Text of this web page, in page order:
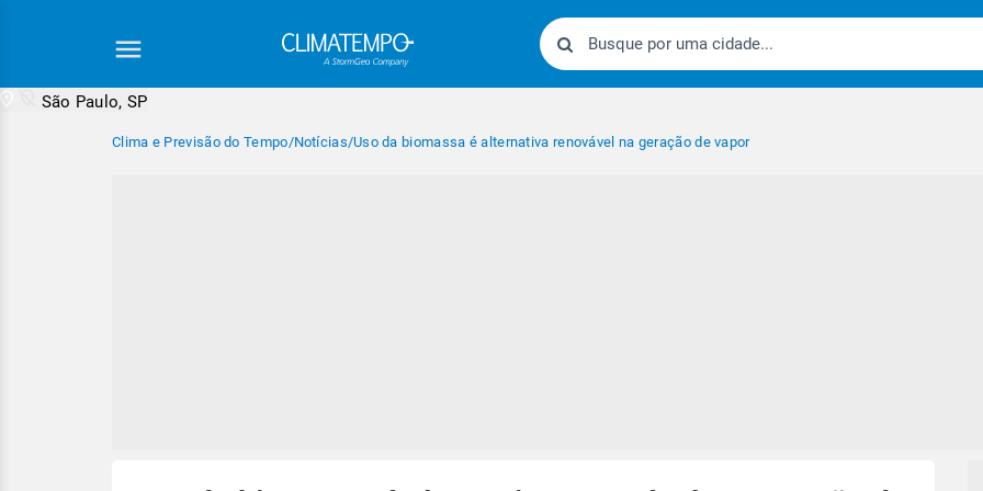
São Paulo, SP
Clima e Previsão do Tempo/Notícias/Uso da biomassa é alternativa renovável na geração de vapor